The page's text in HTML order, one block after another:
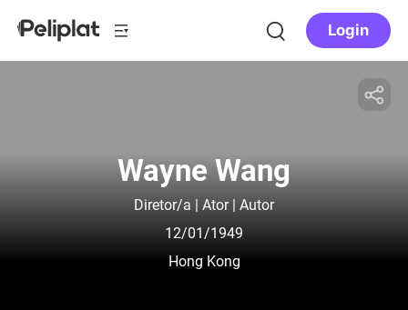
Login
Wayne Wang
Diretor/a | Ator | Autor
12/01/1949
Hong Kong